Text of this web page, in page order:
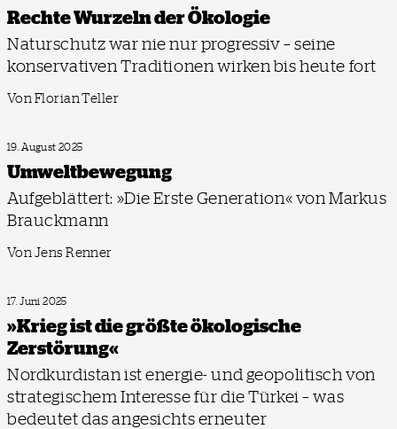
Rechte Wurzeln der Ökologie
Naturschutz war nie nur progressiv – seine
konservativen Traditionen wirken bis heute fort
Von Florian Teller
19. August 2025
Umweltbewegung
Aufgeblättert: »Die Erste Generation« von Markus
Brauckmann
Von Jens Renner
17. Juni 2025
»Krieg ist die größte ökologische
Zerstörung«
Nordkurdistan ist energie- und geopolitisch von
strategischem Interesse für die Türkei – was
bedeutet das angesichts erneuter